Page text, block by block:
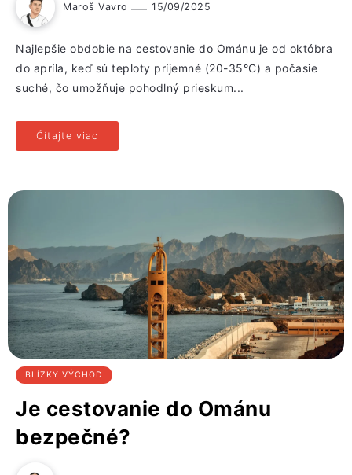
Maroš Vavro 15/09/2025
Najlepšie obdobie na cestovanie do Ománu je od októbra
do apríla, keď sú teploty príjemné (20-35°C) a počasie
suché, čo umožňuje pohodlný prieskum...
Čítajte viac
BLÍZKY VÝCHOD
Je cestovanie do Ománu
bezpečné?